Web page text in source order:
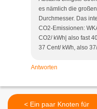
es nämlich die
Durchmesser. Das
CO2-Emissionen:
CO2/ kWh| also fast
37 Cent/ kWh, also
Antworten
< Ein paar Knoten für